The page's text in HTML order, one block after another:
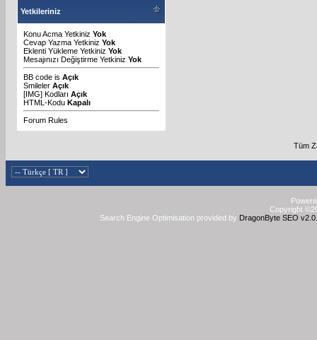
Yetkileriniz
Konu Acma Yetkiniz Yok
Cevap Yazma Yetkiniz Yok
Eklenti Yükleme Yetkiniz Yok
Mesajınızı Değiştirme Yetkiniz Yok
BB code is Açık
Smileler Açık
[IMG] Kodları Açık
HTML-Kodu Kapalı
Forum Rules
Tüm
Copyright
Search Engine Optimisation provided by DragonByte SEO